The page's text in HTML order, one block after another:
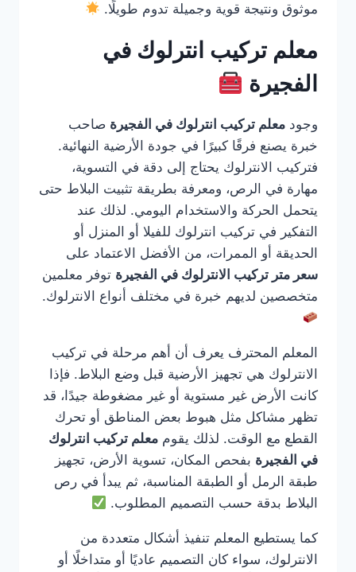
موثوق ونتيجة قوية وجميلة تدوم طويلًا.
معلم تركيب انترلوك في
الفجيرة
وجود معلم تركيب انترلوك في الفجيرة صاحب
خبرة يصنع فرقًا كبيرًا في جودة الأرضية النهائية.
فتركيب الانترلوك يحتاج إلى دقة في التسوية،
مهارة في الرص، ومعرفة بطريقة تثبيت البلاط حتى
يتحمل الحركة والاستخدام اليومي. لذلك عند
التفكير في تركيب انترلوك للفيلا أو المنزل أو
الحديقة أو الممرات، من الأفضل الاعتماد على
سعر متر تركيب الانترلوك في الفجيرة توفر معلمين
متخصصين لديهم خبرة في مختلف أنواع الانترلوك.
المعلم المحترف يعرف أن أهم مرحلة في تركيب
الانترلوك هي تجهيز الأرضية قبل وضع البلاط. فإذا
كانت الأرض غير مستوية أو غير مضغوطة جيدًا، قد
تظهر مشاكل مثل هبوط بعض المناطق أو تحرك
القطع مع الوقت. لذلك يقوم معلم تركيب انترلوك
في الفجيرة بفحص المكان، تسوية الأرض، تجهيز
طبقة الرمل أو الطبقة المناسبة، ثم يبدأ في رص
البلاط بدقة حسب التصميم المطلوب.
كما يستطيع المعلم تنفيذ أشكال متعددة من
الانترلوك، سواء كان التصميم عاديًا أو متداخلًا أو